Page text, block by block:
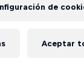
de
Aceptar